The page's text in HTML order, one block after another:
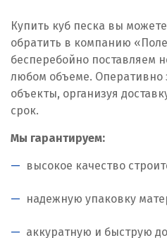
Купить куб песка вы
обратить в компанию
бесперебойно поставляем
любом объеме. Оперативно
объекты, организуя
срок.
Мы гарантируем:
высокое качество
надежную упаковку
аккуратную и быструю